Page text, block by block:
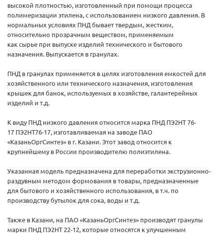
высокой плотностью, изготовленный при помощи процесса
полимеризации этилена, с использованием низкого давления. В
нормальных условиях ПНД бывает твердым, жестким,
относительно прозрачным веществом, применяемым
как сырье при выпуске изделий технического и бытового
назначения. Выпускается в гранулах.
ПНД в гранулах применяется в целях изготовления емкостей для
хозяйственного или технического назначения, изготовления
крышек для банок, используемых в хозяйстве, галантерейных
изделий и т.д.
К виду ПНД низкого давления относится марка ПНД ПЭ2НТ 76-
17 ПЭ2НТ76-17, изготавливаемая на заводе ПАО
«КазаньОргСинтез» в г. Казани. Этот завод относится к
крупнейшему в России производителю полиэтилена.
Указанная модель предназначена для переработки экструзионно-
раздувным методом формования в товары, предназначенные
для бытового и хозяйственного использования, в т.ч. по
производству бутылок для сока, воды и т.д.
Также в Казани, на ПАО «КазаньОргСинтез» производят гранулы
марки ПНД ПЭ2НТ 22-12, которые относятся к улучшенным